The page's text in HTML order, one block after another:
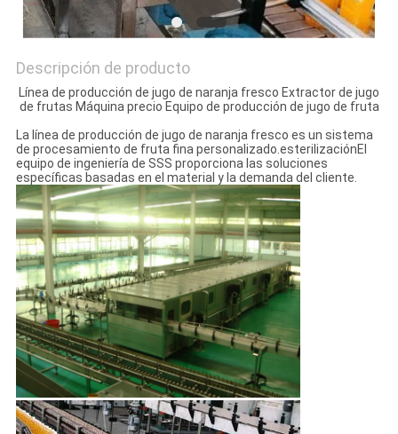
PRIVACY
POLICY
Descripción de producto
Línea de producción de jugo de naranja fresco Extractor de jugo
de frutas Máquina precio Equipo de producción de jugo de fruta
La línea de producción de jugo de naranja fresco es un sistema
de procesamiento de fruta fina personalizado.esterilizaciónEl
equipo de ingeniería de SSS proporciona las soluciones
específicas basadas en el material y la demanda del cliente.